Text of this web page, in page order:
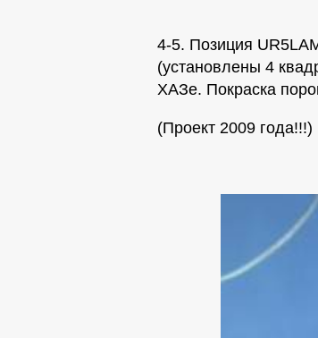
4-5. Позиция
(установлены 4
ХАЗе. Покраска
(Проект 2009 года!!!)